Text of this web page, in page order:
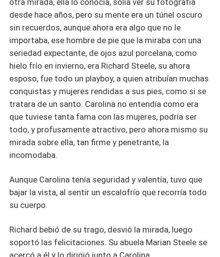
otra mirada, ella lo conocía, solía ver su fotografía
desde hace años, pero su mente era un túnel oscuro
sin recuerdos, aunque ahora era algo que no le
importaba, ese hombre de pie que la miraba con una
seriedad expectante, de ojos azul porcelana, como
hielo frío en invierno, era Richard Steele, su ahora
esposo, fue todo un playboy, a quien atribuían muchas
conquistas y mujeres rendidas a sus pies, como si se
tratara de un santo. Carolina no entendía como era
que tuviese tanta fama con las mujeres, podría ser
todo, y profusamente atractivo, pero ahora mismo su
mirada sobre ella, tan firme y penetrante, la
incomodaba.
Aunque Carolina tenía seguridad y valentía, tuvo que
bajar la vista, al sentir un escalofrío que recorría todo
su cuerpo.
Richard bebió de su trago, desvió la mirada, luego
soportó las felicitaciones. Su abuela Marian Steele se